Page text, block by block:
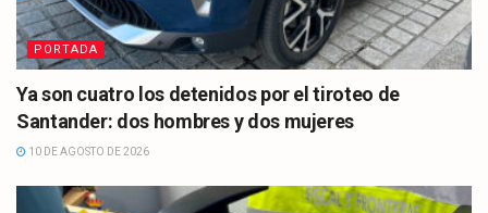
PORTADA
Ya son cuatro los detenidos por el tiroteo de
Santander: dos hombres y dos mujeres
10 DE AGOSTO DE 2026